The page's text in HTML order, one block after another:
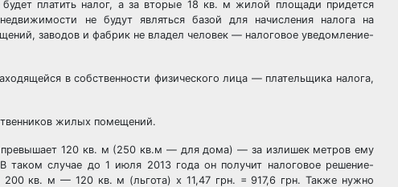
платить налог, а за вторые 18 кв. м жилой площади придется
не будут являться базой для начисления налога на
заводов и фабрик не владел человек — налоговое уведомление-
в собственности физического лица — плательщика налога,
жилых помещений.
120 кв. м (250 кв.м — для дома) — за излишек метров ему
случае до 1 июля 2013 года он получит налоговое решение-
200 кв. м — 120 кв. м (льгота) х 11,47 грн. = 917,6 грн. Также нужно